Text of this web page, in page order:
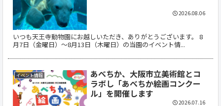
いつも天王寺動物園にお越しいただき、ありがとうございます。 8
月7日（金曜日）～8月13日（木曜日）の当園のイベント情...
2026.08.06
イベント情報
あべちか、大阪市立美術館とコ
ラボし「あべちか絵画コンクー
ル」を開催します
2026.07.16